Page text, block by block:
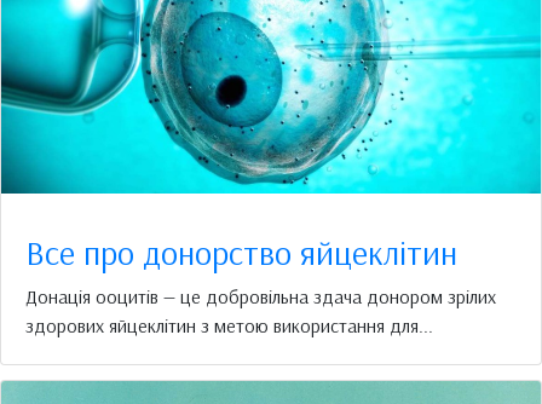
Все про донорство яйцеклітин
Донація ооцитів — це добровільна здача донором зрілих
здорових яйцеклітин з метою використання для...